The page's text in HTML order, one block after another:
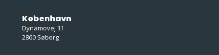
København
Dynamovej 11
2860 Søborg